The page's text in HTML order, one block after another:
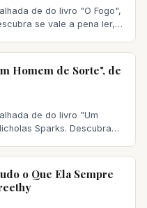
de do livro "O Fogo",
se vale a pena ler,
Homem de Sorte", de
de do livro "Um
Sparks. Descubra
o Que Ela Sempre